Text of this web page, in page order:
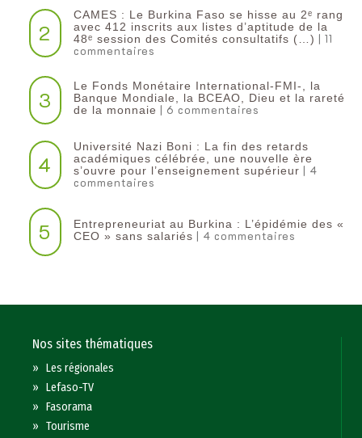
2
CAMES : Le Burkina Faso se hisse au 2ᵉ rang
avec 412 inscrits aux listes d’aptitude de la
48ᵉ session des Comités consultatifs (…) | 11
commentaires
3
Le Fonds Monétaire International-FMI-, la
Banque Mondiale, la BCEAO, Dieu et la rareté
de la monnaie | 6 commentaires
4
Université Nazi Boni : La fin des retards
académiques célébrée, une nouvelle ère
s’ouvre pour l’enseignement supérieur | 4
commentaires
5
Entrepreneuriat au Burkina : L’épidémie des «
CEO » sans salariés | 4 commentaires
Nos sites thématiques
»Les régionales
»Lefaso-TV
»Fasorama
»Tourisme